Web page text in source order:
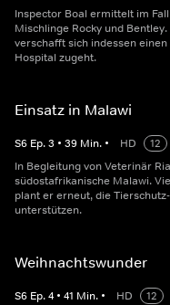
Inspector Boal ermittelt im
Mischlinge Rocky und
verschafft sich indessen
Hospital zugeht.
Einsatz in Malawi
S6 Ep.3 • 39 Min. • HD
12
In Begleitung von Veterinär
südostafrikanische Malawi.
plant er erneut, die
unterstützen.
Weihnachtswunder
S6 Ep.4 • 41 Min. • HD
12